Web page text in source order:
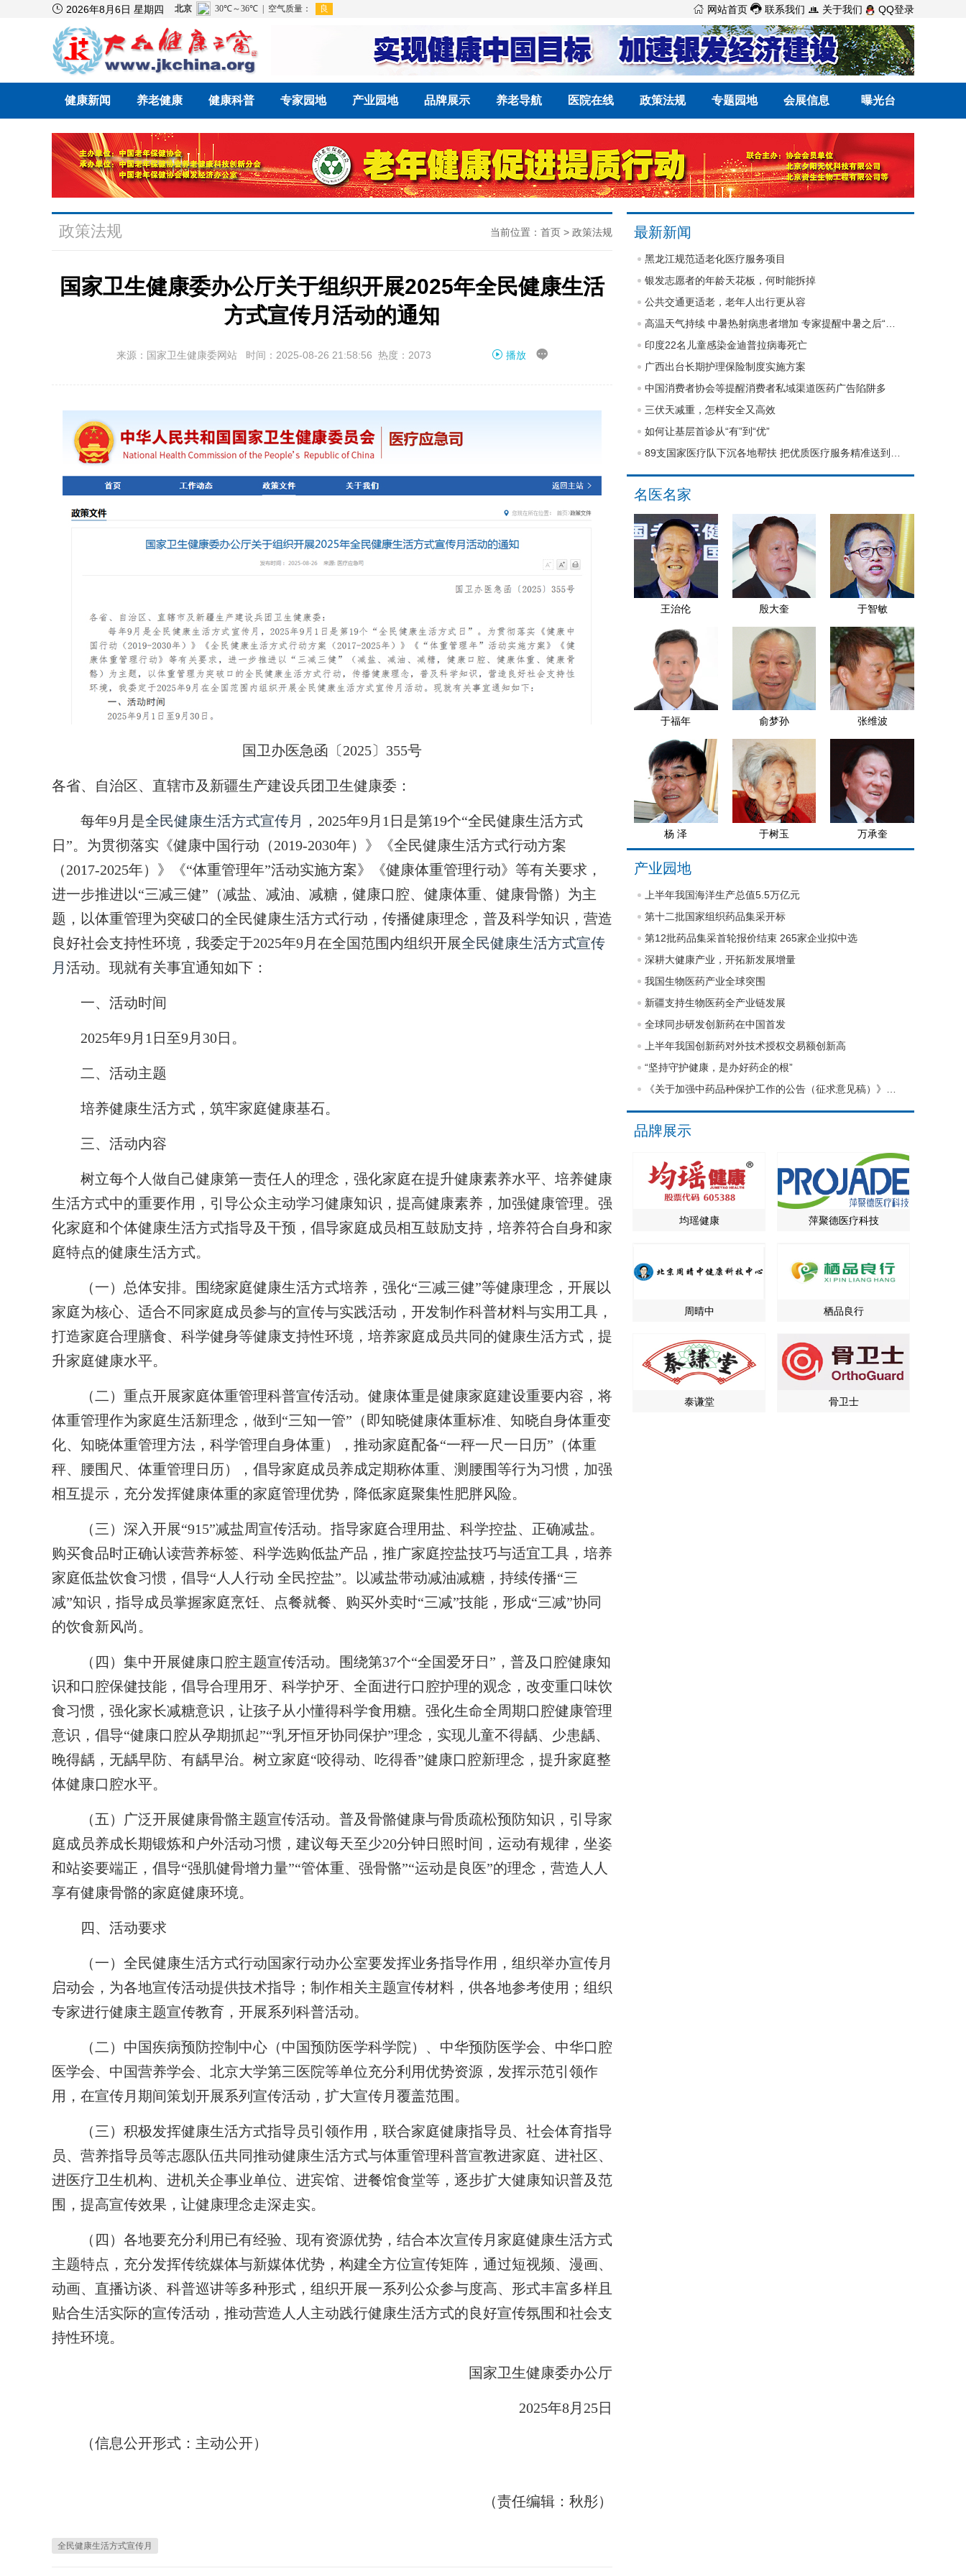
 2026年8月6日 星期四  网站首页  联系我们  关于我们 QQ登录
健康新闻 养老健康 健康科普 专家园地 产业园地 品牌展示 养老导航 医院在线 政策法规 专题园地 会展信息 曝光台
政策法规 当前位置： 首页 > 政策法规
国家卫生健康委办公厅关于组织开展2025年全民健康生活
方式宣传月活动的通知
来源：国家卫生健康委网站 时间：2025-08-26 21:58:56 热度：2073  播放 
国卫办医急函〔2025〕355号
各省、自治区、直辖市及新疆生产建设兵团卫生健康委：
每年9月是全民健康生活方式宣传月
，2025年9月1日是第19个“全民健康生活方式
日”。为贯彻落实《健康中国行动（2019-2030年）》《全民健康生活方式行动方案
（2017-2025年）》《“体重管理年”活动实施方案》《健康体重管理行动》等有关要求，
进一步推进以“三减三健”（减盐、减油、减糖，健康口腔、健康体重、健康骨骼）为主
题，以体重管理为突破口的全民健康生活方式行动，传播健康理念，普及科学知识，营造
良好社会支持性环境，我委定于2025年9月在全国范围内组织开展全民健康生活方式宣传
月 活动。现就有关事宜通知如下：
一、活动时间
2025年9月1日至9月30日。
二、活动主题
培养健康生活方式，筑牢家庭健康基石。
三、活动内容
树立每个人做自己健康第一责任人的理念，强化家庭在提升健康素养水平、培养健康
生活方式中的重要作用，引导公众主动学习健康知识，提高健康素养，加强健康管理。强
化家庭和个体健康生活方式指导及干预，倡导家庭成员相互鼓励支持，培养符合自身和家
庭特点的健康生活方式。
（一）总体安排。围绕家庭健康生活方式培养，强化“三减三健”等健康理念，开展以
家庭为核心、适合不同家庭成员参与的宣传与实践活动，开发制作科普材料与实用工具，
打造家庭合理膳食、科学健身等健康支持性环境，培养家庭成员共同的健康生活方式，提
升家庭健康水平。
（二）重点开展家庭体重管理科普宣传活动。健康体重是健康家庭建设重要内容，将
体重管理作为家庭生活新理念，做到“三知一管”（即知晓健康体重标准、知晓自身体重变
化、知晓体重管理方法，科学管理自身体重），推动家庭配备“一秤一尺一日历”（体重
秤、腰围尺、体重管理日历），倡导家庭成员养成定期称体重、测腰围等行为习惯，加强
相互提示，充分发挥健康体重的家庭管理优势，降低家庭聚集性肥胖风险。
（三）深入开展“915”减盐周宣传活动。指导家庭合理用盐、科学控盐、正确减盐。
购买食品时正确认读营养标签、科学选购低盐产品，推广家庭控盐技巧与适宜工具，培养
家庭低盐饮食习惯，倡导“人人行动 全民控盐”。以减盐带动减油减糖，持续传播“三
减”知识，指导成员掌握家庭烹饪、点餐就餐、购买外卖时“三减”技能，形成“三减”协同
的饮食新风尚。
（四）集中开展健康口腔主题宣传活动。围绕第37个“全国爱牙日”，普及口腔健康知
识和口腔保健技能，倡导合理用牙、科学护牙、全面进行口腔护理的观念，改变重口味饮
食习惯，强化家长减糖意识，让孩子从小懂得科学食用糖。强化生命全周期口腔健康管理
意识，倡导“健康口腔从孕期抓起”“乳牙恒牙协同保护”理念，实现儿童不得龋、少患龋、
晚得龋，无龋早防、有龋早治。树立家庭“咬得动、吃得香”健康口腔新理念，提升家庭整
体健康口腔水平。
（五）广泛开展健康骨骼主题宣传活动。普及骨骼健康与骨质疏松预防知识，引导家
庭成员养成长期锻炼和户外活动习惯，建议每天至少20分钟日照时间，运动有规律，坐姿
和站姿要端正，倡导“强肌健骨增力量”“管体重、强骨骼”“运动是良医”的理念，营造人人
享有健康骨骼的家庭健康环境。
四、活动要求
（一）全民健康生活方式行动国家行动办公室要发挥业务指导作用，组织举办宣传月
启动会，为各地宣传活动提供技术指导；制作相关主题宣传材料，供各地参考使用；组织
专家进行健康主题宣传教育，开展系列科普活动。
（二）中国疾病预防控制中心（中国预防医学科学院）、中华预防医学会、中华口腔
医学会、中国营养学会、北京大学第三医院等单位充分利用优势资源，发挥示范引领作
用，在宣传月期间策划开展系列宣传活动，扩大宣传月覆盖范围。
（三）积极发挥健康生活方式指导员引领作用，联合家庭健康指导员、社会体育指导
员、营养指导员等志愿队伍共同推动健康生活方式与体重管理科普宣教进家庭、进社区、
进医疗卫生机构、进机关企事业单位、进宾馆、进餐馆食堂等，逐步扩大健康知识普及范
围，提高宣传效果，让健康理念走深走实。
（四）各地要充分利用已有经验、现有资源优势，结合本次宣传月家庭健康生活方式
主题特点，充分发挥传统媒体与新媒体优势，构建全方位宣传矩阵，通过短视频、漫画、
动画、直播访谈、科普巡讲等多种形式，组织开展一系列公众参与度高、形式丰富多样且
贴合生活实际的宣传活动，推动营造人人主动践行健康生活方式的良好宣传氛围和社会支
持性环境。
国家卫生健康委办公厅
2025年8月25日
（信息公开形式：主动公开）
（责任编辑：秋彤）
全民健康生活方式宣传月
最新新闻
黑龙江规范适老化医疗服务项目
银发志愿者的年龄天花板，何时能拆掉
公共交通更适老，老年人出行更从容
印度22名儿童感染金迪普拉病毒死亡
广西出台长期护理保险制度实施方案
中国消费者协会等提醒消费者私域渠道医药广告陷阱多
三伏天减重，怎样安全又高效
如何让基层首诊从“有”到“优”
名医名家
王治伦 殷大奎 于智敏
于福年 俞梦孙 张维波
杨 泽 于树玉 万承奎
产业园地
上半年我国海洋生产总值5.5万亿元
第十二批国家组织药品集采开标
第12批药品集采首轮报价结束 265家企业拟中选
深耕大健康产业，开拓新发展增量
我国生物医药产业全球突围
新疆支持生物医药全产业链发展
全球同步研发创新药在中国首发
上半年我国创新药对外技术授权交易额创新高
“坚持守护健康，是办好药企的根”
品牌展示
均瑶健康 萍聚德医疗科技
周晴中 栖品良行
泰谦堂 骨卫士